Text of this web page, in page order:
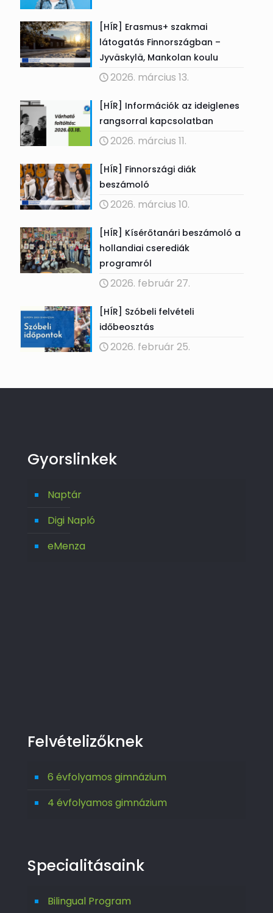
[HÍR] Erasmus+ szakmai
látogatás Finnországban –
Jyväskylä, Mankolan koulu
2026. március 13.
[HÍR] Információk az ideiglenes
rangsorral kapcsolatban
2026. március 11.
[HÍR] Finnországi diák
beszámoló
2026. március 10.
[HÍR] Kísérőtanári beszámoló a
hollandiai cserediák
programról
2026. február 27.
[HÍR] Szóbeli felvételi
időbeosztás
2026. február 25.
Gyorslinkek
Naptár
Digi Napló
eMenza
Felvételizőknek
6 évfolyamos gimnázium
4 évfolyamos gimnázium
Specialitásaink
Bilingual Program